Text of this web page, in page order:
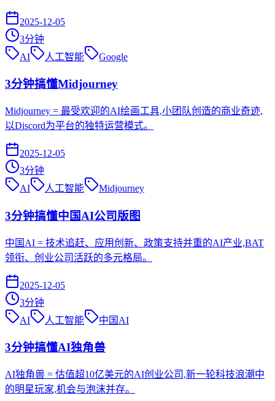
2025-12-05
3分钟
AI
人工智能 Google
3分钟搞懂Midjourney
Midjourney = 最受欢迎的AI绘画工具,小团队创造的商业奇迹,
以Discord为平台的独特运营模式。
2025-12-05
3分钟
AI
人工智能 Midjourney
3分钟搞懂中国AI公司版图
中国AI = 技术追赶、应用创新、政策支持并重的AI产业,BAT
领衔、创业公司活跃的多元格局。
2025-12-05
3分钟
AI
人工智能 中国AI
3分钟搞懂AI独角兽
AI独角兽 = 估值超10亿美元的AI创业公司,新一轮科技浪潮中
的明星玩家,机会与泡沫并存。